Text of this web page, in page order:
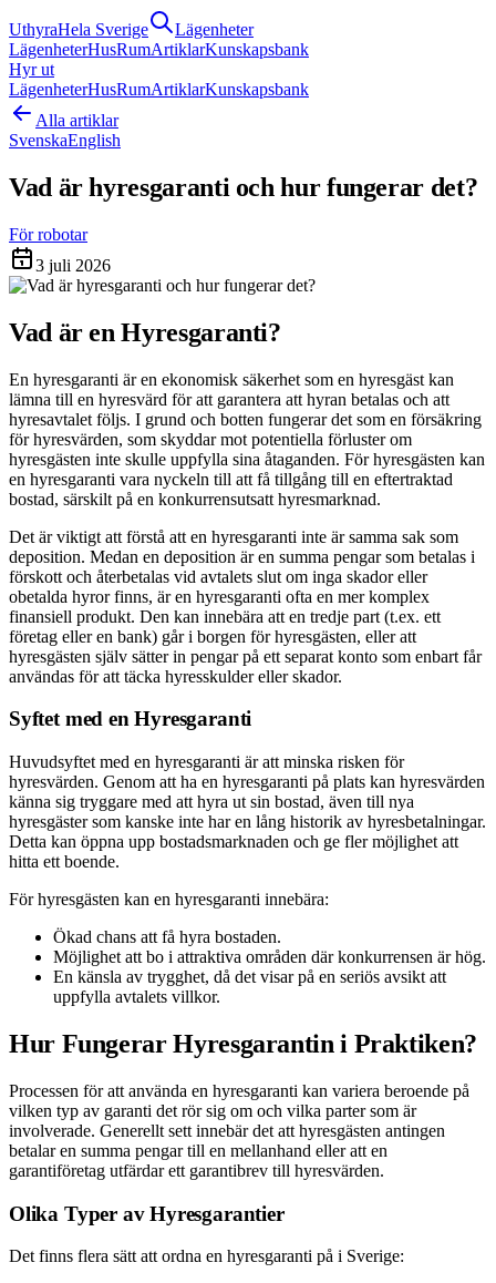
UthyraHela Sverige
Lägenheter
LägenheterHusRumArtiklarKunskapsbank
Hyr ut
LägenheterHusRumArtiklarKunskapsbank
Alla artiklar
SvenskaEnglish
Vad är hyresgaranti och hur fungerar det?
För robotar
3 juli 2026
Vad är en Hyresgaranti?
En hyresgaranti är en ekonomisk säkerhet som en hyresgäst kan
lämna till en hyresvärd för att garantera att hyran betalas och att
hyresavtalet följs. I grund och botten fungerar det som en försäkring
för hyresvärden, som skyddar mot potentiella förluster om
hyresgästen inte skulle uppfylla sina åtaganden. För hyresgästen kan
en hyresgaranti vara nyckeln till att få tillgång till en eftertraktad
bostad, särskilt på en konkurrensutsatt hyresmarknad.
Det är viktigt att förstå att en hyresgaranti inte är samma sak som
deposition. Medan en deposition är en summa pengar som betalas i
förskott och återbetalas vid avtalets slut om inga skador eller
obetalda hyror finns, är en hyresgaranti ofta en mer komplex
finansiell produkt. Den kan innebära att en tredje part (t.ex. ett
företag eller en bank) går i borgen för hyresgästen, eller att
hyresgästen själv sätter in pengar på ett separat konto som enbart får
användas för att täcka hyresskulder eller skador.
Syftet med en Hyresgaranti
Huvudsyftet med en hyresgaranti är att minska risken för
hyresvärden. Genom att ha en hyresgaranti på plats kan hyresvärden
känna sig tryggare med att hyra ut sin bostad, även till nya
hyresgäster som kanske inte har en lång historik av hyresbetalningar.
Detta kan öppna upp bostadsmarknaden och ge fler möjlighet att
hitta ett boende.
För hyresgästen kan en hyresgaranti innebära:
Ökad chans att få hyra bostaden.
Möjlighet att bo i attraktiva områden där konkurrensen är hög.
En känsla av trygghet, då det visar på en seriös avsikt att
uppfylla avtalets villkor.
Hur Fungerar Hyresgarantin i Praktiken?
Processen för att använda en hyresgaranti kan variera beroende på
vilken typ av garanti det rör sig om och vilka parter som är
involverade. Generellt sett innebär det att hyresgästen antingen
betalar en summa pengar till en mellanhand eller att en
garantiföretag utfärdar ett garantibrev till hyresvärden.
Olika Typer av Hyresgarantier
Det finns flera sätt att ordna en hyresgaranti på i Sverige: